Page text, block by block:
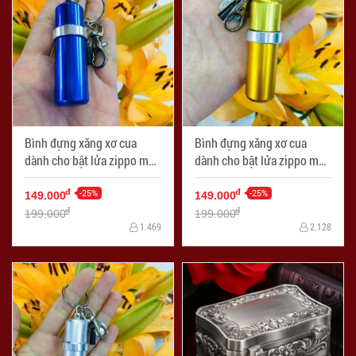
Bình đựng xăng xơ cua
dành cho bật lửa zippo màu
xanh
149.000đ -25%
199.000đ
1.469
Bình đựng xăng xơ cua
dành cho bật lửa zippo màu
vàng
149.000đ -25%
199.000đ
2.128